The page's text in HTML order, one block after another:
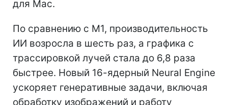
для Mac.
По сравнению с M1, производительность
ИИ возросла в шесть раз, а графика с
трассировкой лучей стала до 6,8 раза
быстрее. Новый 16-ядерный Neural Engine
ускоряет генеративные задачи, включая
обработку изображений и работу